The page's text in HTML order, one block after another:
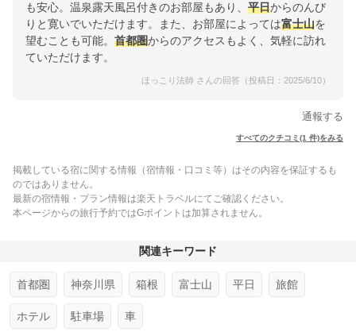
も安心。温泉露天風呂付きのお部屋もあり、 平日からのんび
りと寛いでいただけます。また、お部屋によっては富士山を
望むことも可能。 首都圏からのアクセスもよく、気軽に訪れ
ていただけます。
ほっこり法師 さんの回答（投稿日：2025/6/10）
通報する
すべてのクチコミ(1 件)をみる
掲載している宿に関する情報（宿情報・口コミ等）はその内容を保証するも
のではありません。
最新の宿情報・プラン情報は楽天トラベルにてご確認ください。
本ページからの旅行予約ではGポイントは加算されません。
関連キーワード
首都圏 神奈川県 箱根 富士山 平日 旅館
ホテル 駐車場 車